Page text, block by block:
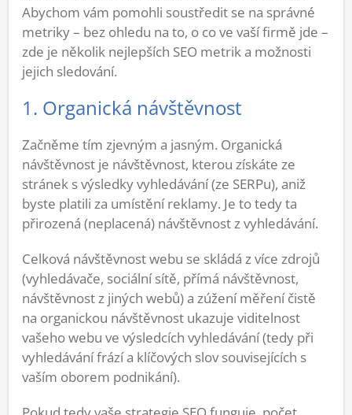
Abychom vám pomohli soustředit se na správné
metriky – bez ohledu na to, o co ve vaší firmě jde –
zde je několik nejlepších SEO metrik a možnosti
jejich sledování.
1. Organická návštěvnost
Začněme tím zjevným a jasným. Organická
návštěvnost je návštěvnost, kterou získáte ze
stránek s výsledky vyhledávání (ze SERPu), aniž
byste platili za umístění reklamy. Je to tedy ta
přirozená (neplacená) návštěvnost z vyhledávání.
Celková návštěvnost webu se skládá z více zdrojů
(vyhledávače, sociální sítě, přímá návštěvnost,
návštěvnost z jiných webů) a zúžení měření čistě
na organickou návštěvnost ukazuje viditelnost
vašeho webu ve výsledcích vyhledávání (tedy při
vyhledávání frází a klíčových slov souvisejících s
vaším oborem podnikání).